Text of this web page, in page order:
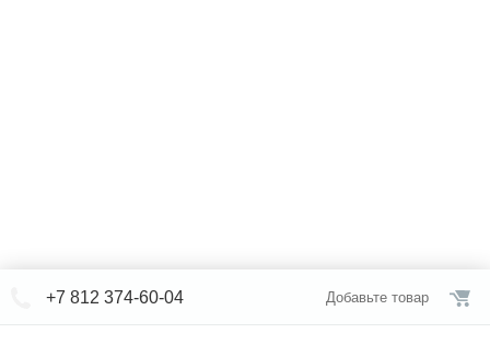
+7 812 374-60-04 Добавьте товар